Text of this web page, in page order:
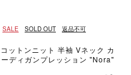
SALE SOLD OUT 返品不可
コットンニット 半袖 Vネック カ
ーディガンプレッション "Nora"